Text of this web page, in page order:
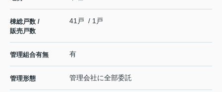
棟総戸数 /
販売戸数
41戸 / 1戸
管理組合有無 有
管理形態 管理会社に全部委託